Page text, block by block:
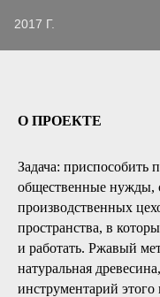
2017 Г.
О ПРОЕКТЕ
Задача:
общественные нужды,
производственных
пространства, в
и работать. Ржавый
натуральная
инструментарий этого